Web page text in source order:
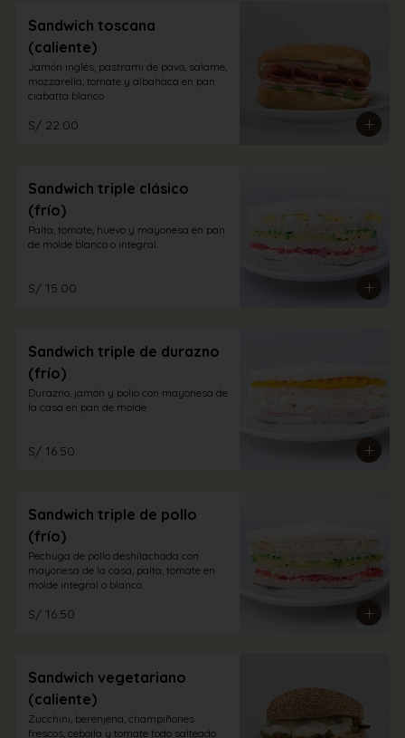
Sandwich toscana
(caliente)
Jamón inglés, pastrami de pavo, salame,
mozzarella, tomate y albahaca en pan
ciabatta blanco
S/ 22.00
Sandwich triple clásico
(frío)
Palta, tomate, huevo y mayonesa en pan
de molde blanco o integral.
S/ 15.00
Sandwich triple de durazno
(frío)
Durazno, jamón y pollo con mayonesa de
la casa en pan de molde
S/ 16.50
Sandwich triple de pollo
(frío)
Pechuga de pollo deshilachada con
mayonesa de la casa, palta, tomate en
molde integral o blanco.
S/ 16.50
Sandwich vegetariano
(caliente)
Zucchini, berenjena, champiñones
frescos, cebolla y tomate todo salteado